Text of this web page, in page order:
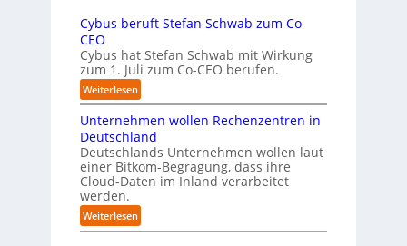
e
u
n
v
i
l
e
A
b
u
d
i
e
I
p
l
e
m
e
n
t
i
-
o
m
m
i
s
i
o
n
t
a
Cybus beruft Stefan Schwab zum Co-
CEO
Cybus hat Stefan Schwab mit Wirkung
zum 1. Juli zum Co-CEO berufen.
Weiterlesen:
C
y
b
u
s
b
r
u
Unternehmen wollen Rechenzentren in
Deutschland
Deutschlands Unternehmen wollen laut
einer Bitkom-Begragung, dass ihre
Cloud-Daten im Inland verarbeitet
werden.
Weiterlesen:
U